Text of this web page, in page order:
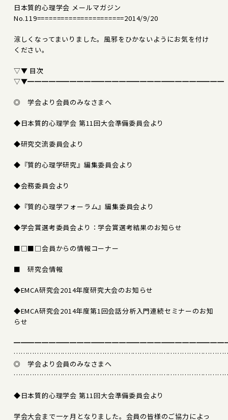
日本質的心理学会 メールマガジン
No.119======================2014/9/20
涼しくなってまいりました。風邪をひかないようにお気を付け
ください。
▽▼ 目次
▽▼━━━━━━━━━━━━━━━━━━━━━━━━━━━━
◎ 学会より会員のみなさまへ
◆日本質的心理学会 第11回大会準備委員会より
◆研究交流委員会より
◆『質的心理学研究』編集委員会より
◆会務委員会より
◆『質的心理学フォーラム』編集委員会より
◆学会賞選考委員会より：学会賞選考結果のお知らせ
■□■□会員からの情報コーナー
■ 研究会情報
◆EMCA研究会2014年度研究大会のお知らせ
◆EMCA研究会2014年度第1回会話分析入門連続セミナーのお知
らせ
◎ 学会より会員のみなさまへ
◆日本質的心理学会 第11回大会準備委員会より
学会大会まで一ヶ月となりました。会員の皆様のご協力によっ